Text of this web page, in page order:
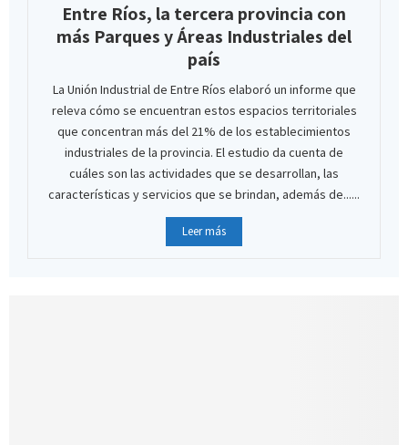
Entre Ríos, la tercera provincia con
más Parques y Áreas Industriales del
país
La Unión Industrial de Entre Ríos elaboró un informe que
releva cómo se encuentran estos espacios territoriales
que concentran más del 21% de los establecimientos
industriales de la provincia. El estudio da cuenta de
cuáles son las actividades que se desarrollan, las
características y servicios que se brindan, además de......
Leer más